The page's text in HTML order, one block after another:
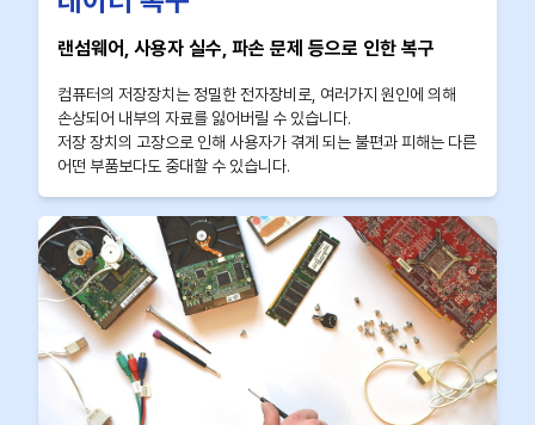
랜섬웨어, 사용자 실수, 파손 문제 등으로 인한 복구
컴퓨터의 저장장치는 정밀한 전자장비로, 여러가지 원인에 의해
손상되어 내부의 자료를 잃어버릴 수 있습니다.
저장 장치의 고장으로 인해 사용자가 겪게 되는 불편과 피해는 다른
어떤 부품보다도 중대할 수 있습니다.